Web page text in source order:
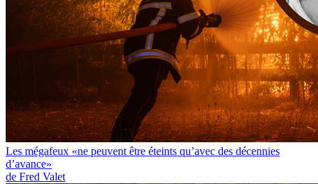
Les mégafeux «ne peuvent être éteints qu’avec des décennies
d’avance»
de Fred Valet